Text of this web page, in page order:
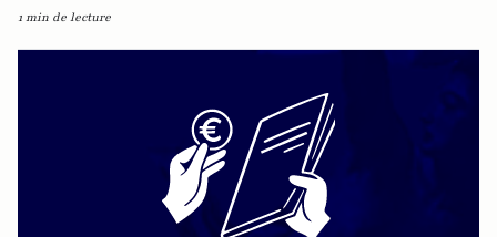
1 min de lecture